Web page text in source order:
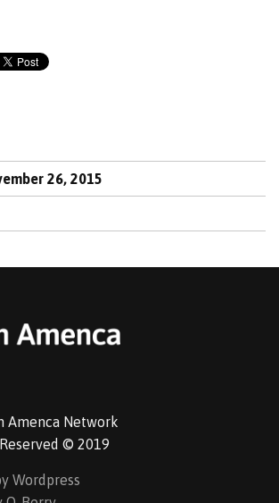
26, 2015
Amenca Network
© 2019
Wordpress